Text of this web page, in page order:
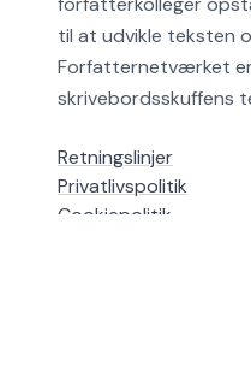
til at udvikle teksten
Forfatternetværket
skrivebordsskuffens
Retningslinjer
Privatlivspolitik
Cookiepolitik